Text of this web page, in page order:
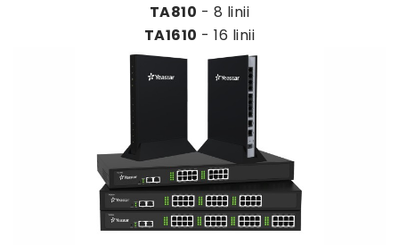
TA810 - 8 linii
TA1610 - 16 linii